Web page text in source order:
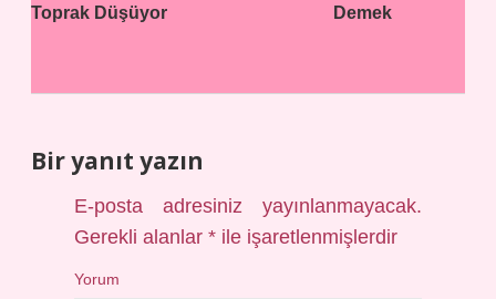
Toprak Düşüyor
Demek
Bir yanıt yazın
E-posta adresiniz yayınlanmayacak.
Gerekli alanlar* ile işaretlenmişlerdir
Yorum